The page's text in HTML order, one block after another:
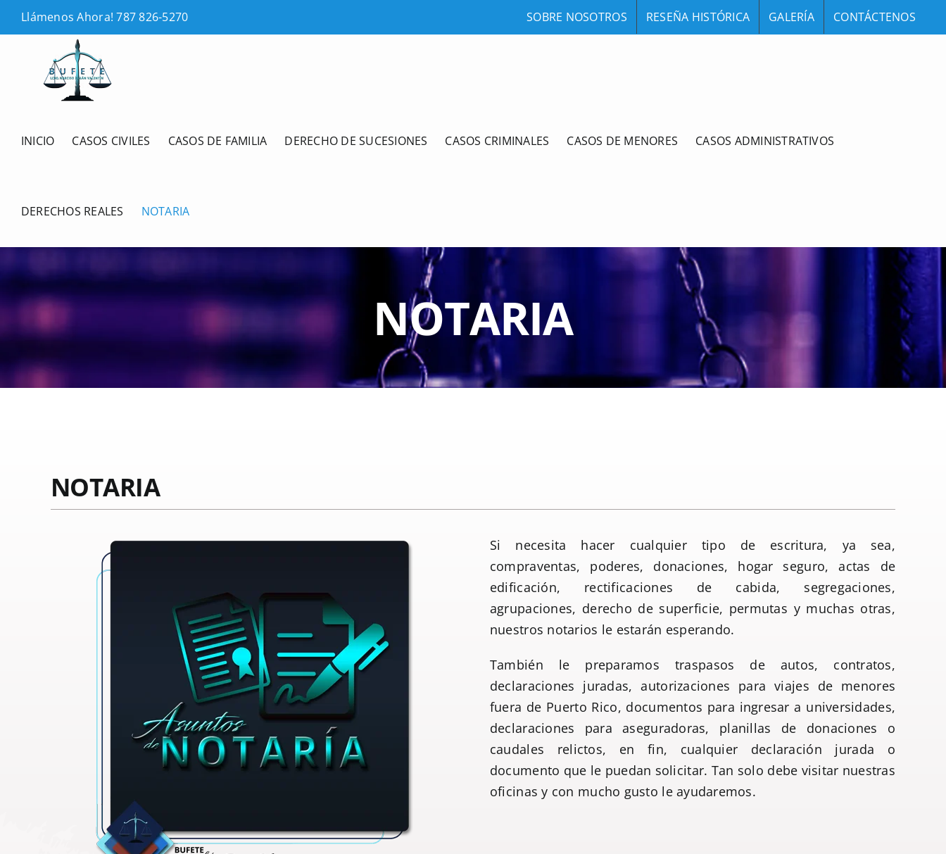
Skip
to
Llámenos Ahora! 787 826-5270 SOBRE NOSOTROS RESEÑA HISTÓRICA GALERÍA CONTÁCTENOS
INICIO CASOS CIVILES CASOS DE FAMILIA DERECHO DE SUCESIONES CASOS CRIMINALES CASOS DE MENORES CASOS ADMINISTRATIVOS
DERECHOS REALES NOTARIA
NOTARIA
NOTARIA
Si necesita hacer cualquier tipo de escritura, ya sea,
compraventas, poderes, donaciones, hogar seguro, actas de
edificación, rectificaciones de cabida, segregaciones,
agrupaciones, derecho de superficie, permutas y muchas otras,
nuestros notarios le estarán esperando.
También le preparamos traspasos de autos, contratos,
declaraciones juradas, autorizaciones para viajes de menores
fuera de Puerto Rico, documentos para ingresar a universidades,
declaraciones para aseguradoras, planillas de donaciones o
caudales relictos, en fin, cualquier declaración jurada o
documento que le puedan solicitar. Tan solo debe visitar nuestras
oficinas y con mucho gusto le ayudaremos.